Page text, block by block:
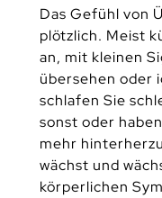
Das Gefühl von
plötzlich. Meist
an, mit kleinen
übersehen oder
schlafen Sie
sonst oder
mehr
wächst und
körperlichen